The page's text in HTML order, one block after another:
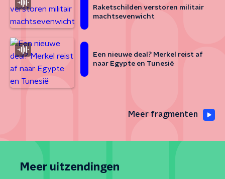
Raketschilden verstoren militair
machtsevenwicht
Een nieuwe deal? Merkel reist af
naar Egypte en Tunesië
Meer fragmenten
Meer uitzendingen